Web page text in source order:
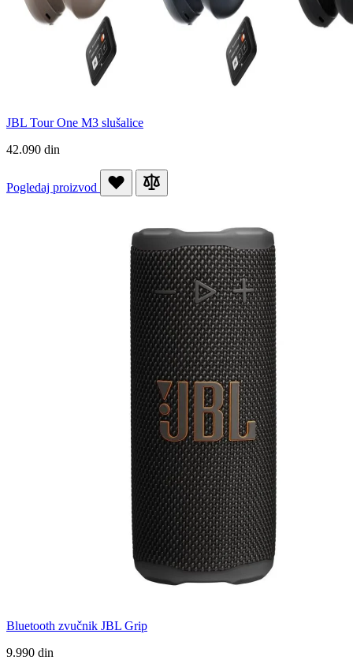
JBL Tour One M3 slušalice
42.090 din
Pogledaj proizvod
Bluetooth zvučnik JBL Grip
9.990 din